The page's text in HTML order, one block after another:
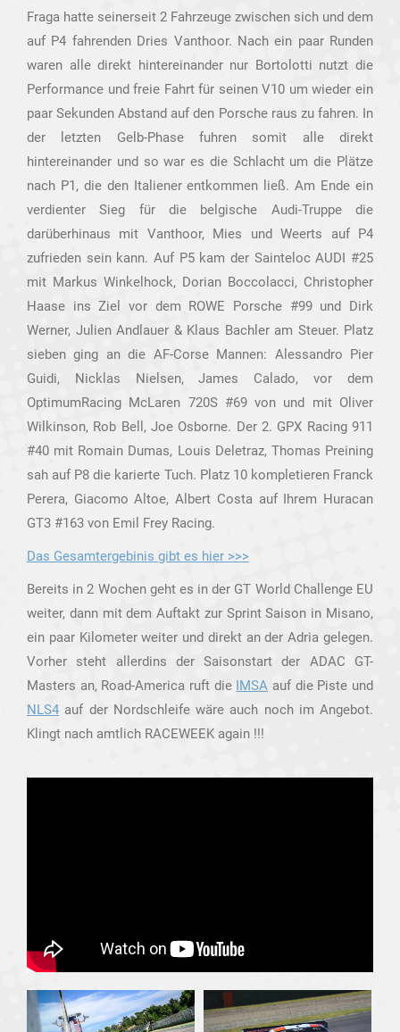
Fraga hatte seinerseit 2 Fahrzeuge zwischen sich und dem
auf P4 fahrenden Dries Vanthoor. Nach ein paar Runden
waren alle direkt hintereinander nur Bortolotti nutzt die
Performance und freie Fahrt für seinen V10 um wieder ein
paar Sekunden Abstand auf den Porsche raus zu fahren. In
der letzten Gelb-Phase fuhren somit alle direkt
hintereinander und so war es die Schlacht um die Plätze
nach P1, die den Italiener entkommen ließ. Am Ende ein
verdienter Sieg für die belgische Audi-Truppe die
darüberhinaus mit Vanthoor, Mies und Weerts auf P4
zufrieden sein kann. Auf P5 kam der Sainteloc AUDI #25
mit Markus Winkelhock, Dorian Boccolacci, Christopher
Haase ins Ziel vor dem ROWE Porsche #99 und Dirk
Werner, Julien Andlauer & Klaus Bachler am Steuer. Platz
sieben ging an die AF-Corse Mannen: Alessandro Pier
Guidi, Nicklas Nielsen, James Calado, vor dem
OptimumRacing McLaren 720S #69 von und mit Oliver
Wilkinson, Rob Bell, Joe Osborne. Der 2. GPX Racing 911
#40 mit Romain Dumas, Louis Deletraz, Thomas Preining
sah auf P8 die karierte Tuch. Platz 10 kompletieren Franck
Perera, Giacomo Altoe, Albert Costa auf Ihrem Huracan
GT3 #163 von Emil Frey Racing.
Das Gesamtergebinis gibt es hier >>>
Bereits in 2 Wochen geht es in der GT World Challenge EU
weiter, dann mit dem Auftakt zur Sprint Saison in Misano,
ein paar Kilometer weiter und direkt an der Adria gelegen.
Vorher steht allerdins der Saisonstart der ADAC GT-
Masters an, Road-America ruft die IMSA auf die Piste und
NLS4 auf der Nordschleife wäre auch noch im Angebot.
Klingt nach amtlich RACEWEEK again !!!